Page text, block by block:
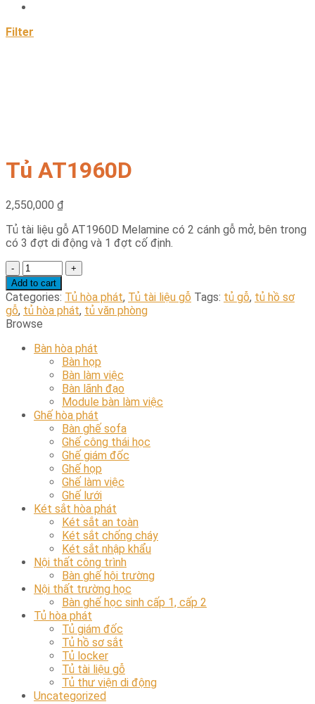
Filter
Tủ AT1960D
2,550,000 ₫
Tủ tài liệu gỗ AT1960D Melamine có 2 cánh gỗ mở, bên trong
có 3 đợt di động và 1 đợt cố định.
Tủ
AT1960D
quantity
Add to cart
Categories: Tủ hòa phát, Tủ tài liệu gỗ Tags: tủ gỗ, tủ hồ sơ
gỗ, tủ hòa phát, tủ văn phòng
Browse
Bàn hòa phát
Bàn họp
Bàn làm việc
Bàn lãnh đạo
Module bàn làm việc
Ghế hòa phát
Bàn ghế sofa
Ghế công thái học
Ghế giám đốc
Ghế họp
Ghế làm việc
Ghế lưới
Két sắt hòa phát
Két sắt an toàn
Két sắt chống cháy
Két sắt nhập khẩu
Nội thất công trình
Bàn ghế hội trường
Nội thất trường học
Bàn ghế học sinh cấp 1, cấp 2
Tủ hòa phát
Tủ giám đốc
Tủ hồ sơ sắt
Tủ locker
Tủ tài liệu gỗ
Tủ thư viện di động
Uncategorized